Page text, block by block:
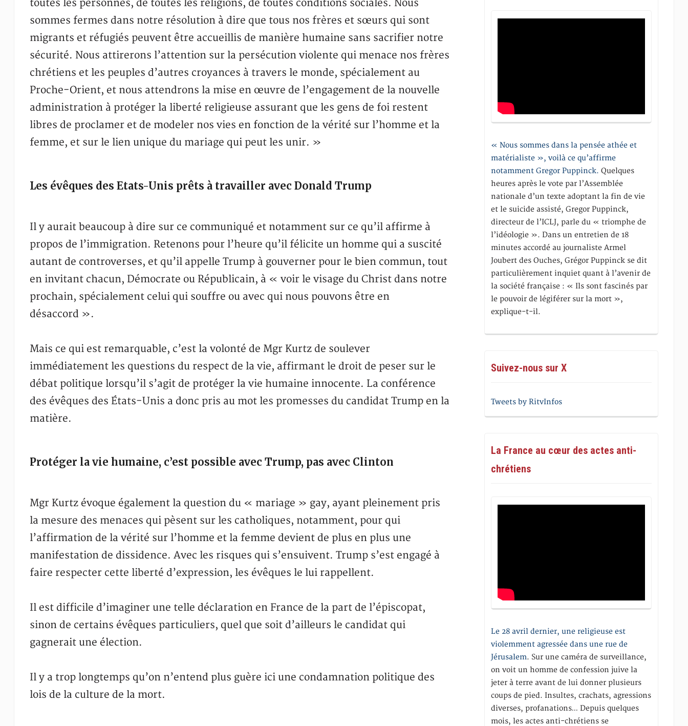
toutes les personnes, de toutes les religions, de toutes conditions sociales. Nous
sommes fermes dans notre résolution à dire que tous nos frères et sœurs qui sont
migrants et réfugiés peuvent être accueillis de manière humaine sans sacrifier notre
sécurité. Nous attirerons l’attention sur la persécution violente qui menace nos frères
chrétiens et les peuples d’autres croyances à travers le monde, spécialement au
Proche-Orient, et nous attendrons la mise en œuvre de l’engagement de la nouvelle
administration à protéger la liberté religieuse assurant que les gens de foi restent
libres de proclamer et de modeler nos vies en fonction de la vérité sur l’homme et la
femme, et sur le lien unique du mariage qui peut les unir. »
Les évêques des Etats-Unis prêts à travailler avec Donald Trump
Il y aurait beaucoup à dire sur ce communiqué et notamment sur ce qu’il affirme à
propos de l’immigration. Retenons pour l’heure qu’il félicite un homme qui a suscité
autant de controverses, et qu’il appelle Trump à gouverner pour le bien commun, tout
en invitant chacun, Démocrate ou Républicain, à « voir le visage du Christ dans notre
prochain, spécialement celui qui souffre ou avec qui nous pouvons être en
désaccord ».
Mais ce qui est remarquable, c’est la volonté de Mgr Kurtz de soulever
immédiatement les questions du respect de la vie, affirmant le droit de peser sur le
débat politique lorsqu’il s’agit de protéger la vie humaine innocente. La conférence
des évêques des États-Unis a donc pris au mot les promesses du candidat Trump en la
matière.
Protéger la vie humaine, c’est possible avec Trump, pas avec Clinton
Mgr Kurtz évoque également la question du « mariage » gay, ayant pleinement pris
la mesure des menaces qui pèsent sur les catholiques, notamment, pour qui
l’affirmation de la vérité sur l’homme et la femme devient de plus en plus une
manifestation de dissidence. Avec les risques qui s’ensuivent. Trump s’est engagé à
faire respecter cette liberté d’expression, les évêques le lui rappellent.
Il est difficile d’imaginer une telle déclaration en France de la part de l’épiscopat,
sinon de certains évêques particuliers, quel que soit d’ailleurs le candidat qui
gagnerait une élection.
Il y a trop longtemps qu’on n’entend plus guère ici une condamnation politique des
lois de la culture de la mort.
« Nous sommes dans la pensée athée et
matérialiste », voilà ce qu’affirme
notamment Gregor Puppinck. Quelques
heures après le vote par l’Assemblée
nationale d’un texte adoptant la fin de vie
et le suicide assisté, Gregor Puppinck,
directeur de l’ICLJ, parle du « triomphe de
l’idéologie ». Dans un entretien de 18
minutes accordé au journaliste Armel
Joubert des Ouches, Grégor Puppinck se dit
particulièrement inquiet quant à l’avenir de
la société française : « Ils sont fascinés par
le pouvoir de légiférer sur la mort »,
explique-t-il.
Suivez-nous sur X
Tweets by RitvInfos
La France au cœur des actes anti-
chrétiens
Le 28 avril dernier, une religieuse est
violemment agressée dans une rue de
Jérusalem. Sur une caméra de surveillance,
on voit un homme de confession juive la
jeter à terre avant de lui donner plusieurs
coups de pied. Insultes, crachats, agressions
diverses, profanations… Depuis quelques
mois, les actes anti-chrétiens se